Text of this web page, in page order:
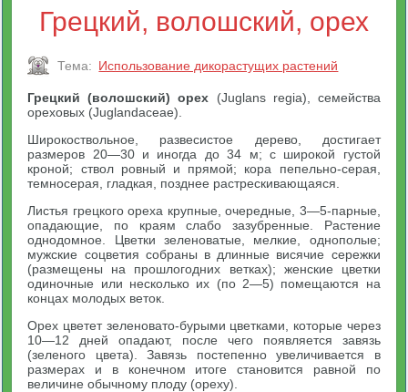
Грецкий, волошский, орех
Тема: Использование дикорастущих растений
Грецкий (волошский) орех (Juglans regia), семейства
ореховых (Juglandaceae).
Широкоствольное, развесистое дерево, достигает
размеров 20—30 и иногда до 34 м; с широкой густой
кроной; ствол ровный и прямой; кора пепельно-серая,
темносерая, гладкая, позднее растрескивающаяся.
Листья грецкого ореха крупные, очередные, 3—5-парные,
опадающие, по краям слабо зазубренные. Растение
однодомное. Цветки зеленоватые, мелкие, однополые;
мужские соцветия собраны в длинные висячие сережки
(размещены на прошлогодних ветках); женские цветки
одиночные или несколько их (по 2—5) помещаются на
концах молодых веток.
Орех цветет зеленовато-бурыми цветками, которые через
10—12 дней опадают, после чего появляется завязь
(зеленого цвета). Завязь постепенно увеличивается в
размерах и в конечном итоге становится равной по
величине обычному плоду (ореху).